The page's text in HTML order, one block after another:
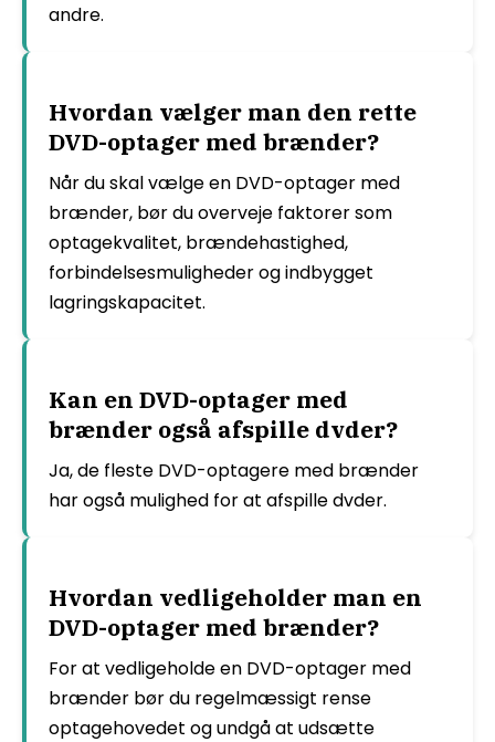
andre.
Hvordan vælger man den rette
DVD-optager med brænder?
Når du skal vælge en DVD-optager med
brænder, bør du overveje faktorer som
optagekvalitet, brændehastighed,
forbindelsesmuligheder og indbygget
lagringskapacitet.
Kan en DVD-optager med
brænder også afspille dvder?
Ja, de fleste DVD-optagere med brænder
har også mulighed for at afspille dvder.
Hvordan vedligeholder man en
DVD-optager med brænder?
For at vedligeholde en DVD-optager med
brænder bør du regelmæssigt rense
optagehovedet og undgå at udsætte